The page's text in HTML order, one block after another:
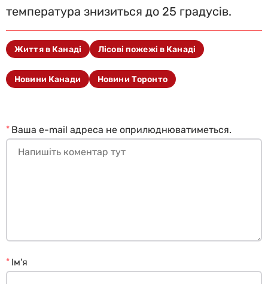
температура знизиться до 25 градусів.
Життя в Канаді Лісові пожежі в Канаді
Новини Канади Новини Торонто
Ваша e-mail адреса не оприлюднюватиметься.
*
Ім'я
*